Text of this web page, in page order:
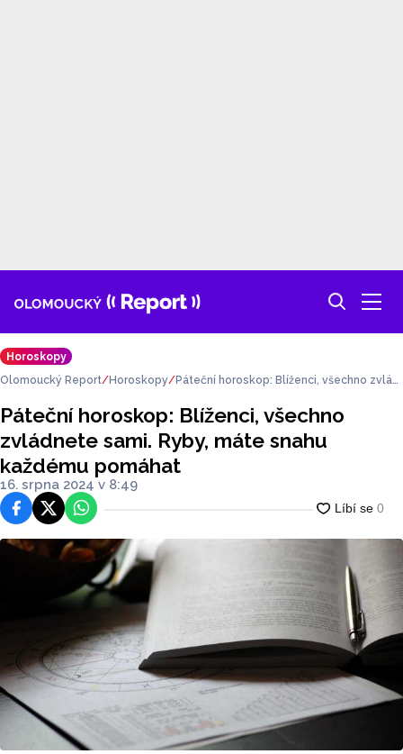
Horoskopy
Olomoucký Report
Horoskopy
Páteční horoskop: Blíženci, všechno zvlád
máhat
Páteční horoskop: Blíženci, všechno
zvládnete sami. Ryby, máte snahu
každému pomáhat
16. srpna 2024 v 8:49
FacebookPlatforma X
WhatsApp